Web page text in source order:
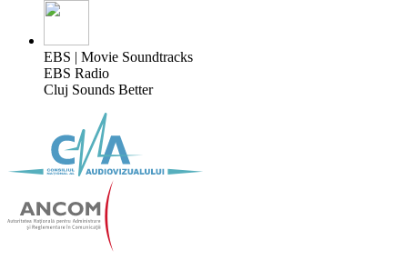
EBS | Movie Soundtracks
EBS Radio
Cluj Sounds Better